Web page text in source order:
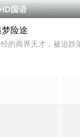
服种种困难，组建乐
国语
险途
的商界天才，被迫跌